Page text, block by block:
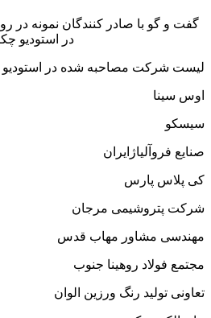
گفت و گو با صادر کنندگان نمونه در
در استودیو
لیست شرکت مصاحبه شده در استودیو
اوس سینا
سیسکو
صنایع فروآلیاژایران
کی پلاس پارس
شرکت پتروشیمی مرجان
مهندسی مشاور مهاب قدس
مجتمع فولاد روهینا جنوب
تعاونی تولید رنگ ورزین الوان